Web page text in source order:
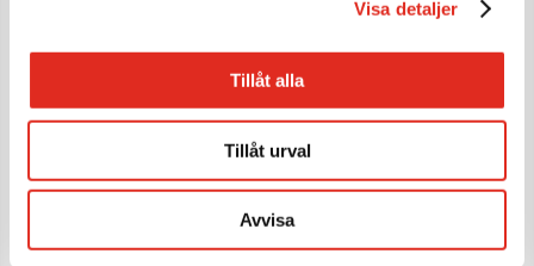
Visa detaljer
Tillåt alla
Tillåt urval
Avvisa
Vi står alltid till tjänst vid projekteringen, ring 031-788 24 50
#3